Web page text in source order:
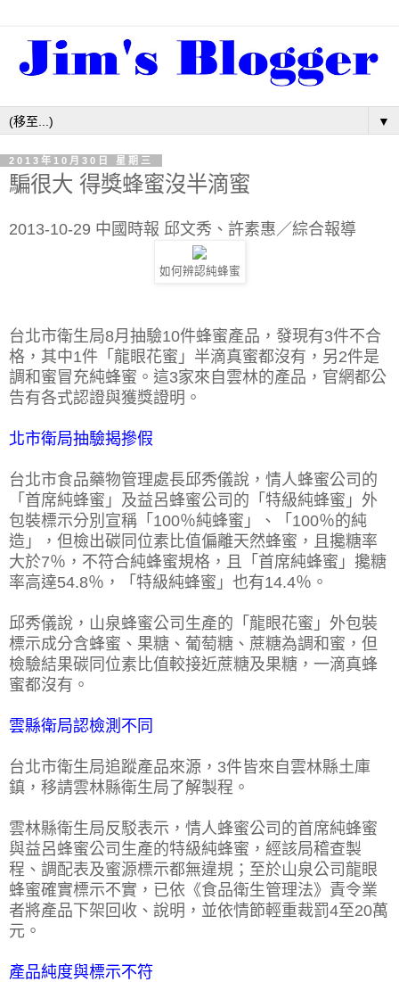
▼
2013年10月30日 星期三
騙很大 得獎蜂蜜沒半滴蜜
2013-10-29 中國時報 邱文秀、許素惠／綜合報導
如何辨認純蜂蜜
台北市衛生局8月抽驗10件蜂蜜產品，發現有3件不合
格，其中1件「龍眼花蜜」半滴真蜜都沒有，另2件是
調和蜜冒充純蜂蜜。這3家來自雲林的產品，官網都公
告有各式認證與獲獎證明。
北市衛局抽驗揭摻假
台北市食品藥物管理處長邱秀儀說，情人蜂蜜公司的
「首席純蜂蜜」及益呂蜂蜜公司的「特級純蜂蜜」外
包裝標示分別宣稱「100％純蜂蜜」、「100％的純
造」，但檢出碳同位素比值偏離天然蜂蜜，且攙糖率
大於7％，不符合純蜂蜜規格，且「首席純蜂蜜」攙糖
率高達54.8％，「特級純蜂蜜」也有14.4％。
邱秀儀說，山泉蜂蜜公司生產的「龍眼花蜜」外包裝
標示成分含蜂蜜、果糖、葡萄糖、蔗糖為調和蜜，但
檢驗結果碳同位素比值較接近蔗糖及果糖，一滴真蜂
蜜都沒有。
雲縣衛局認檢測不同
台北市衛生局追蹤產品來源，3件皆來自雲林縣土庫
鎮，移請雲林縣衛生局了解製程。
雲林縣衛生局反駁表示，情人蜂蜜公司的首席純蜂蜜
與益呂蜂蜜公司生產的特級純蜂蜜，經該局稽查製
程、調配表及蜜源標示都無違規；至於山泉公司龍眼
蜂蜜確實標示不實，已依《食品衛生管理法》責令業
者將產品下架回收、說明，並依情節輕重裁罰4至20萬
元。
產品純度與標示不符